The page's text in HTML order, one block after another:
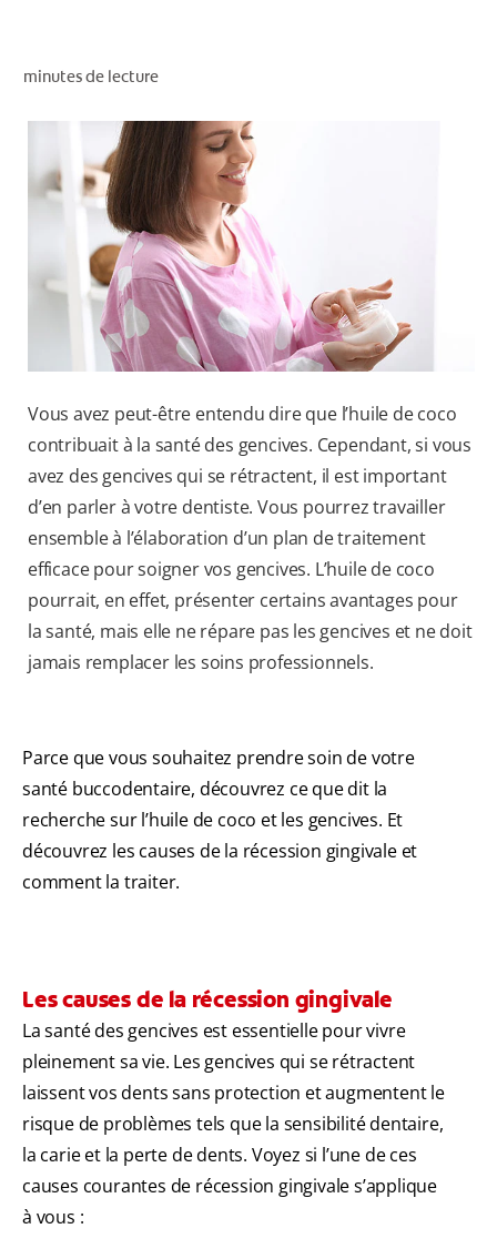
minutes de lecture
Vous avez peut-être entendu dire que l’huile de coco
contribuait à la santé des gencives. Cependant, si vous
avez des gencives qui se rétractent, il est important
d’en parler à votre dentiste. Vous pourrez travailler
ensemble à l’élaboration d’un plan de traitement
efficace pour soigner vos gencives. L’huile de coco
pourrait, en effet, présenter certains avantages pour
la santé, mais elle ne répare pas les gencives et ne doit
jamais remplacer les soins professionnels.
Parce que vous souhaitez prendre soin de votre
santé buccodentaire, découvrez ce que dit la
recherche sur l’huile de coco et les gencives. Et
découvrez les causes de la récession gingivale et
comment la traiter.
Les causes de la récession gingivale
La santé des gencives est essentielle pour vivre
pleinement sa vie. Les gencives qui se rétractent
laissent vos dents sans protection et augmentent le
risque de problèmes tels que la sensibilité dentaire,
la carie et la perte de dents. Voyez si l’une de ces
causes courantes de récession gingivale s’applique
à vous :